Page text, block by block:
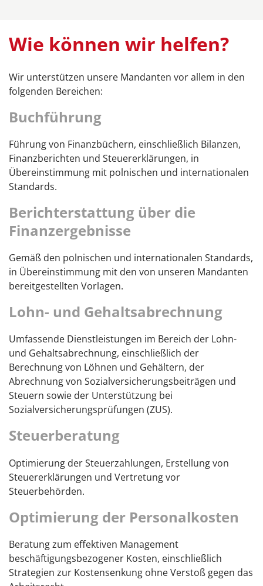
Wie können wir helfen?
Wir unterstützen unsere Mandanten vor allem in den
folgenden Bereichen:
Buchführung
Führung von Finanzbüchern, einschließlich Bilanzen,
Finanzberichten und Steuererklärungen, in
Übereinstimmung mit polnischen und internationalen
Standards.
Berichterstattung über die
Finanzergebnisse
Gemäß den polnischen und internationalen Standards,
in Übereinstimmung mit den von unseren Mandanten
bereitgestellten Vorlagen.
Lohn- und Gehaltsabrechnung
Umfassende Dienstleistungen im Bereich der Lohn-
und Gehaltsabrechnung, einschließlich der
Berechnung von Löhnen und Gehältern, der
Abrechnung von Sozialversicherungsbeiträgen und
Steuern sowie der Unterstützung bei
Sozialversicherungsprüfungen (ZUS).
Steuerberatung
Optimierung der Steuerzahlungen, Erstellung von
Steuererklärungen und Vertretung vor
Steuerbehörden.
Optimierung der Personalkosten
Beratung zum effektiven Management
beschäftigungsbezogener Kosten, einschließlich
Strategien zur Kostensenkung ohne Verstoß gegen das